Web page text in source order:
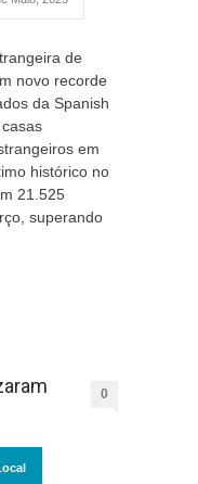
de
novo recorde
da Spanish
em
histórico no
21.525
superando
0